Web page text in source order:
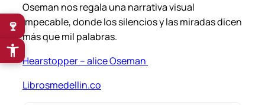
Oseman nos regala una narrativa visual
impecable, donde los silencios y las miradas dicen
más que mil palabras.
Hearstopper – alice Oseman
Librosmedellin.co
🍷